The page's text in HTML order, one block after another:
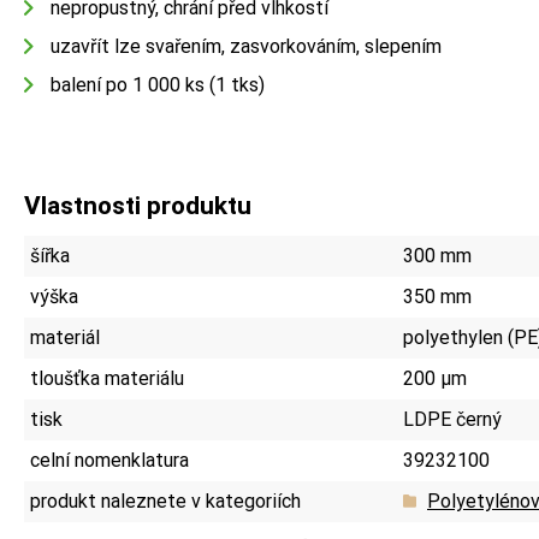
nepropustný, chrání před vlhkostí
uzavřít lze svařením, zasvorkováním, slepením
balení po 1 000 ks (1 tks)
Vlastnosti produktu
šířka
300 mm
výška
350 mm
materiál
polyethylen
tloušťka materiálu
200 µm
tisk
LDPE černý
celní nomenklatura
39232100
produkt naleznete v kategoriích